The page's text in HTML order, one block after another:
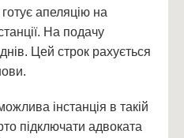
апеляцію на
На подачу
Цей строк рахується
інстанція в такій
підключати адвоката